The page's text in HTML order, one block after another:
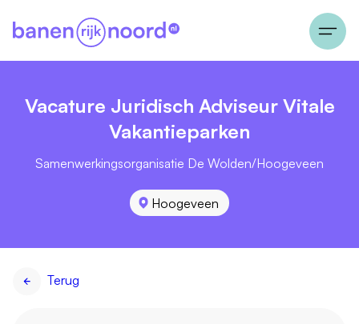
Vacature Juridisch Adviseur Vitale
Vakantieparken
Samenwerkingsorganisatie De Wolden/Hoogeveen
Hoogeveen
Terug